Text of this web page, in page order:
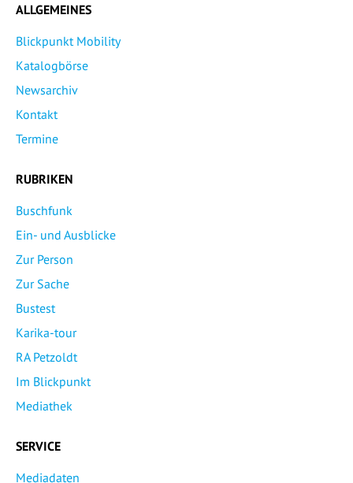
ALLGEMEINES
Blickpunkt Mobility
Katalogbörse
Newsarchiv
Kontakt
Termine
RUBRIKEN
Buschfunk
Ein- und Ausblicke
Zur Person
Zur Sache
Bustest
Karika-tour
RA Petzoldt
Im Blickpunkt
Mediathek
SERVICE
Mediadaten